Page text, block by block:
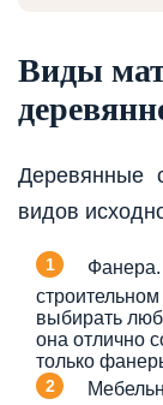
Виды
Деревянные
видов
выбирать
она отлично
только